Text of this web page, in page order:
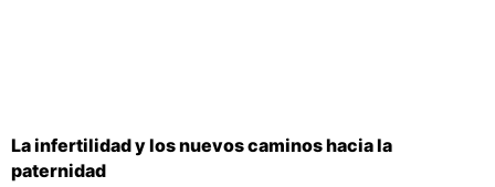
La infertilidad y los nuevos caminos hacia la
paternidad